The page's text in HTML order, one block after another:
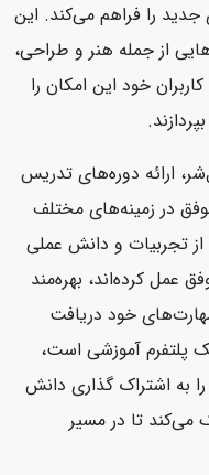
را فراهم می‌کند. این
از جمله هنر و طراحی،
خود این امکان را
ارائه دوره‌های تدریس
در زمینه‌های مختلف
تجربیات و دانش عملی
عمل کرده‌اند، بهره‌مند
خود دریافت
پلتفرم آموزشی است،
به اشتراک گذاری دانش
تا در مسیر